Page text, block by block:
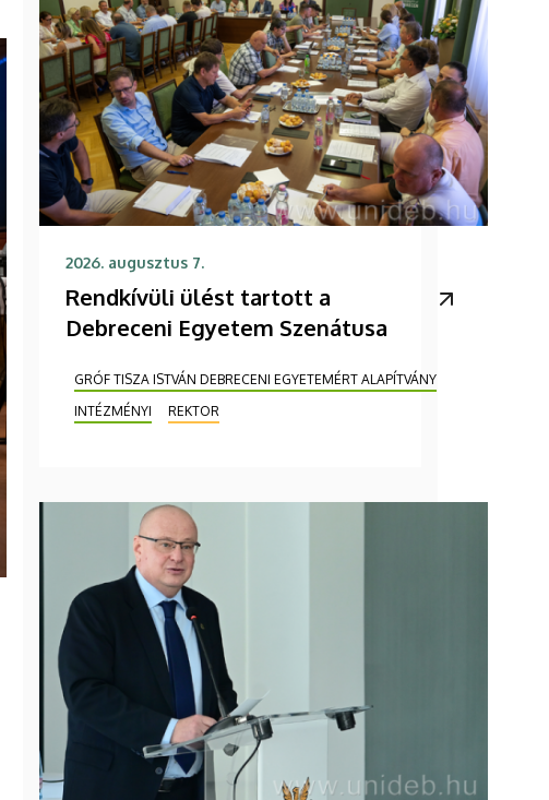
2026. augusztus 7.
Rendkívüli ülést tartott a
Debreceni Egyetem Szenátusa
GRÓF TISZA ISTVÁN DEBRECENI EGYETEMÉRT ALAPÍTVÁNY
INTÉZMÉNYI
REKTOR